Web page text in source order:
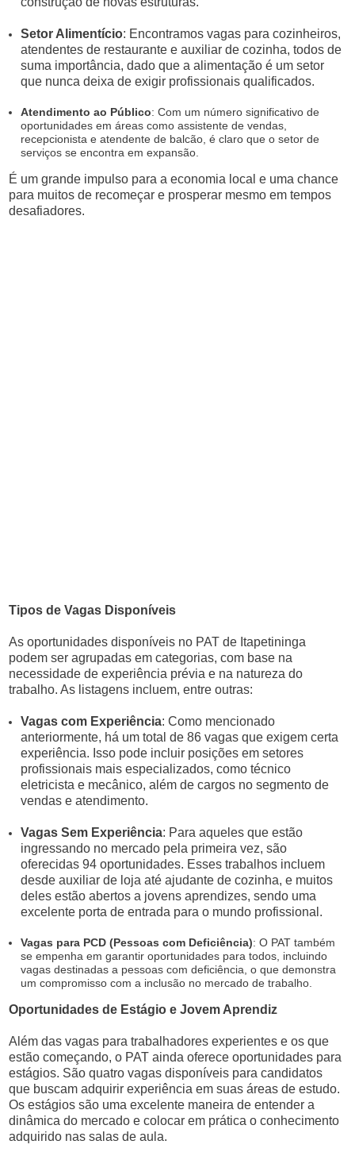
Setor Alimentício: Encontramos vagas para cozinheiros,
atendentes de restaurante e auxiliar de cozinha, todos de
suma importância, dado que a alimentação é um setor
que nunca deixa de exigir profissionais qualificados.
Atendimento ao Público: Com um número significativo de
oportunidades em áreas como assistente de vendas,
recepcionista e atendente de balcão, é claro que o setor de
serviços se encontra em expansão.
É um grande impulso para a economia local e uma chance
para muitos de recomeçar e prosperar mesmo em tempos
desafiadores.
Tipos de Vagas Disponíveis
As oportunidades disponíveis no PAT de Itapetininga
podem ser agrupadas em categorias, com base na
necessidade de experiência prévia e na natureza do
trabalho. As listagens incluem, entre outras:
Vagas com Experiência: Como mencionado
anteriormente, há um total de 86 vagas que exigem certa
experiência. Isso pode incluir posições em setores
profissionais mais especializados, como técnico
eletricista e mecânico, além de cargos no segmento de
vendas e atendimento.
Vagas Sem Experiência: Para aqueles que estão
ingressando no mercado pela primeira vez, são
oferecidas 94 oportunidades. Esses trabalhos incluem
desde auxiliar de loja até ajudante de cozinha, e muitos
deles estão abertos a jovens aprendizes, sendo uma
excelente porta de entrada para o mundo profissional.
Vagas para PCD (Pessoas com Deficiência): O PAT também
se empenha em garantir oportunidades para todos, incluindo
vagas destinadas a pessoas com deficiência, o que demonstra
um compromisso com a inclusão no mercado de trabalho.
Oportunidades de Estágio e Jovem Aprendiz
Além das vagas para trabalhadores experientes e os que
estão começando, o PAT ainda oferece oportunidades para
estágios. São quatro vagas disponíveis para candidatos
que buscam adquirir experiência em suas áreas de estudo.
Os estágios são uma excelente maneira de entender a
dinâmica do mercado e colocar em prática o conhecimento
adquirido nas salas de aula.